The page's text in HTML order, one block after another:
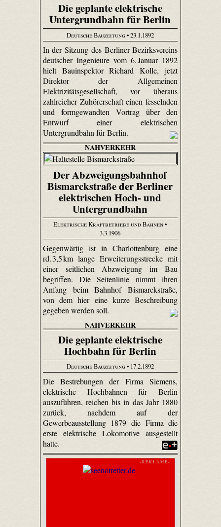
Die geplante elektrische
Untergrundbahn für Berlin
Deutsche Bauzeitung• 23.1.1892
In der Sitzung des Berliner Bezirksvereins
deutscher Ingenieure vom 6. Januar 1892
hielt Bauinspektor Richard Kolle, jetzt
Direktor der Allgemeinen
Elektrizitätsgesellschaft, vor überaus
zahlreicher Zuhörerschaft einen fesselnden
und formgewandten Vortrag über den
Entwurf einer elektrischen
Untergrundbahn für Berlin.
NAHVERKEHR
Der Abzweigungsbahnhof
Bismarckstraße der Berliner
elektrischen Hoch- und
Untergrundbahn
Elektrische Kraftbetriebe und Bahnen•
3.3.1906
Gegenwärtig ist in Charlottenburg eine
rd. 3,5 km lange Erweiterungsstrecke mit
einer seitlichen Abzweigung im Bau
begriffen. Die Seitenlinie nimmt ihren
Anfang beim Bahnhof Bismarckstraße,
von dem hier eine kurze Beschreibung
gegeben werden soll.
NAHVERKEHR
Die geplante elektrische
Hochbahn für Berlin
Deutsche Bauzeitung• 17.2.1892
Die Bestrebungen der Firma Siemens,
elektrische Hochbahnen für Berlin
auszuführen, reichen bis in das Jahr 1880
zurück, nachdem auf der
Gewerbeausstellung 1879 die Firma die
erste elektrische Lokomotive ausgestellt
hatte.
- R E K L A M E -